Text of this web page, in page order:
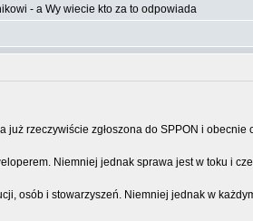
- a Wy wiecie kto za to odpowiada
już rzeczywiście zgłoszona do SPPON i obecnie
Niemniej jednak sprawa jest w toku i
osób i stowarzyszeń. Niemniej jednak w